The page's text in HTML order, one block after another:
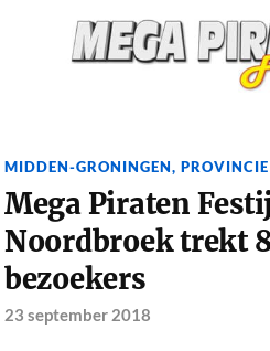
MIDDEN-GRONINGEN, PROVINCIE
Mega Piraten
Noordbroek trekt
bezoekers
23 september 2018